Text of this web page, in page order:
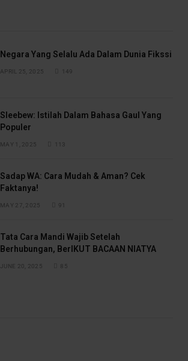
Negara Yang Selalu Ada Dalam Dunia Fikssi
APRIL 25, 2025 149
Sleebew: Istilah Dalam Bahasa Gaul Yang
Populer
MAY 1, 2025 113
Sadap WA: Cara Mudah & Aman? Cek
Faktanya!
MAY 27, 2025 91
Tata Cara Mandi Wajib Setelah
Berhubungan, BerIKUT BACAAN NIATYA
JUNE 20, 2025 85